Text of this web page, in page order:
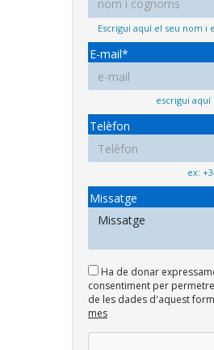
Escrigui aquí el seu nom i
E-mail*
escrigui
Telèfon
ex:
Missatge
Ha de donar
consentiment per
de les dades d'aquest
mes